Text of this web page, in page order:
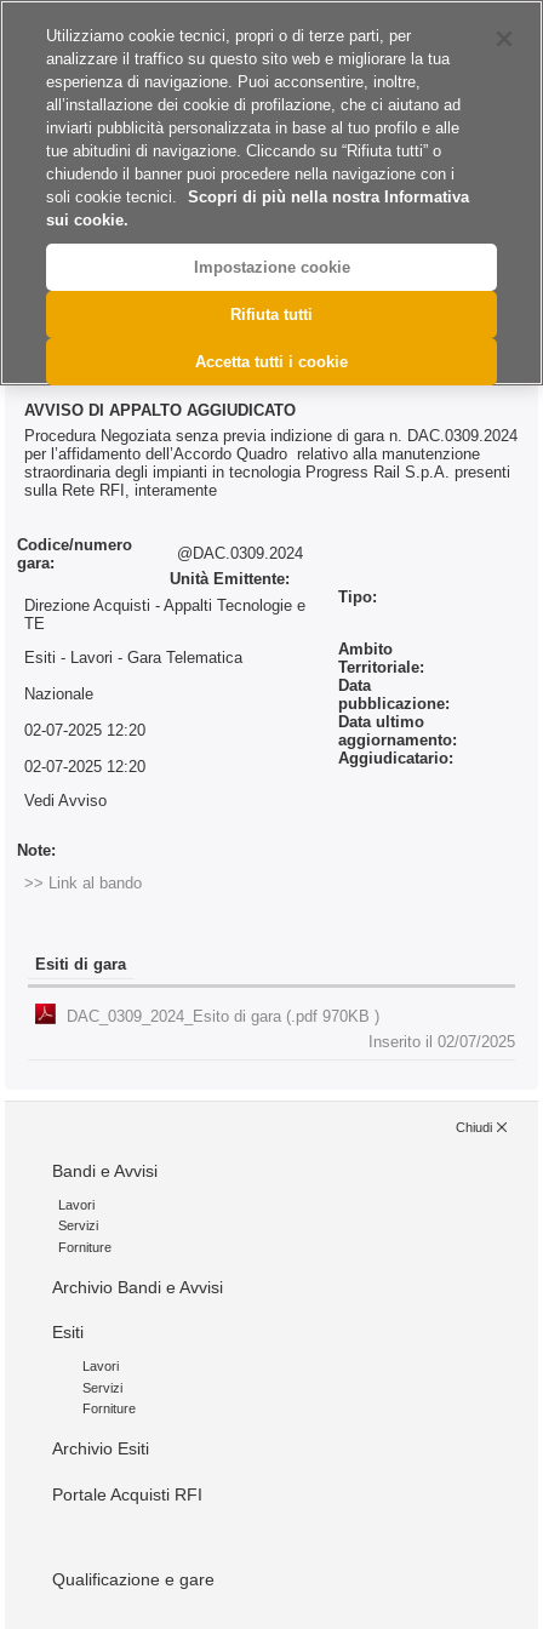
A
@DAC.0309.2024
AVVISO DI APPALTO AGGIUDICATO
Procedura Negoziata senza previa indizione di gara n. DAC.0309.2024
per l’affidamento dell’Accordo Quadro relativo alla manutenzione
straordinaria degli impianti in tecnologia Progress Rail S.p.A. presenti
sulla Rete RFI, interamente
Codice/numero
gara:
@DAC.0309.2024
Unità Emittente:
Direzione Acquisti - Appalti Tecnologie e
TE
Tipo:
Esiti - Lavori- Gara Telematica
Ambito
Territoriale:
Nazionale
Data
pubblicazione:
02-07-2025 12:20
Data ultimo
aggiornamento:
02-07-2025 12:20
Aggiudicatario:
Vedi Avviso
Note:
>> Link al bando
Esiti di gara
DAC_0309_2024_Esito di gara (.pdf 970KB )
Inserito il 02/07/2025
Chiudi
Bandi e Avvisi
Lavori
Servizi
Forniture
Archivio Bandi e Avvisi
Esiti
Lavori
Servizi
Forniture
Archivio Esiti
Portale Acquisti RFI
Qualificazione e gare
Utilizziamo cookie tecnici, propri o di terze parti, per
analizzare il traffico su questo sito web e migliorare la tua
esperienza di navigazione. Puoi acconsentire, inoltre,
all’installazione dei cookie di profilazione, che ci aiutano ad
inviarti pubblicità personalizzata in base al tuo profilo e alle
tue abitudini di navigazione. Cliccando su “Rifiuta tutti” o
chiudendo il banner puoi procedere nella navigazione con i
soli cookie tecnici.
Scopri di più nella nostra Informativa
sui cookie.
Impostazione cookie
Rifiuta tutti
Accetta tutti i cookie